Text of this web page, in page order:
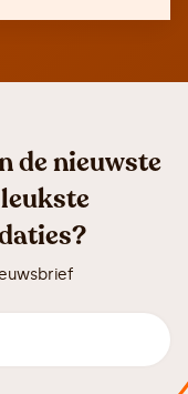
de nieuwste